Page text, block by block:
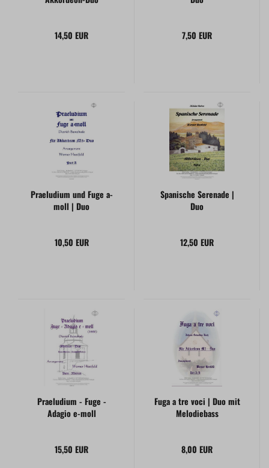
14,50 EUR 7,50 EUR
Praeludium und Fuge a-
moll | Duo
10,50 EUR
Spanische Serenade |
Duo
12,50 EUR
Praeludium - Fuge -
Adagio e-moll
15,50 EUR
Fuga a tre voci | Duo mit
Melodiebass
8,00 EUR